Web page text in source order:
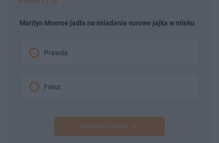
Marilyn Monroe jadła na śniadanie surowe jajka w mleku
Prawda
Fałsz
Następne pytanie